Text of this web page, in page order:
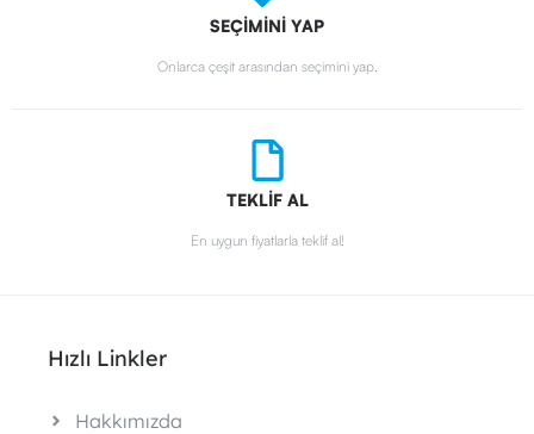
SEÇİMİNİ YAP
Onlarca çeşit arasından seçimini yap.
TEKLİF AL
En uygun fiyatlarla teklif al!
Hızlı Linkler
Hakkımızda